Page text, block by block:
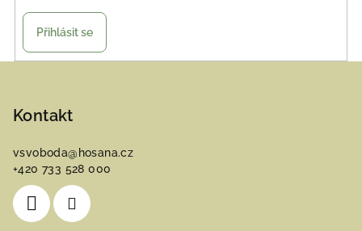
Přihlásit se
Kontakt
vsvoboda@ hosana.cz
+420 733 528 000